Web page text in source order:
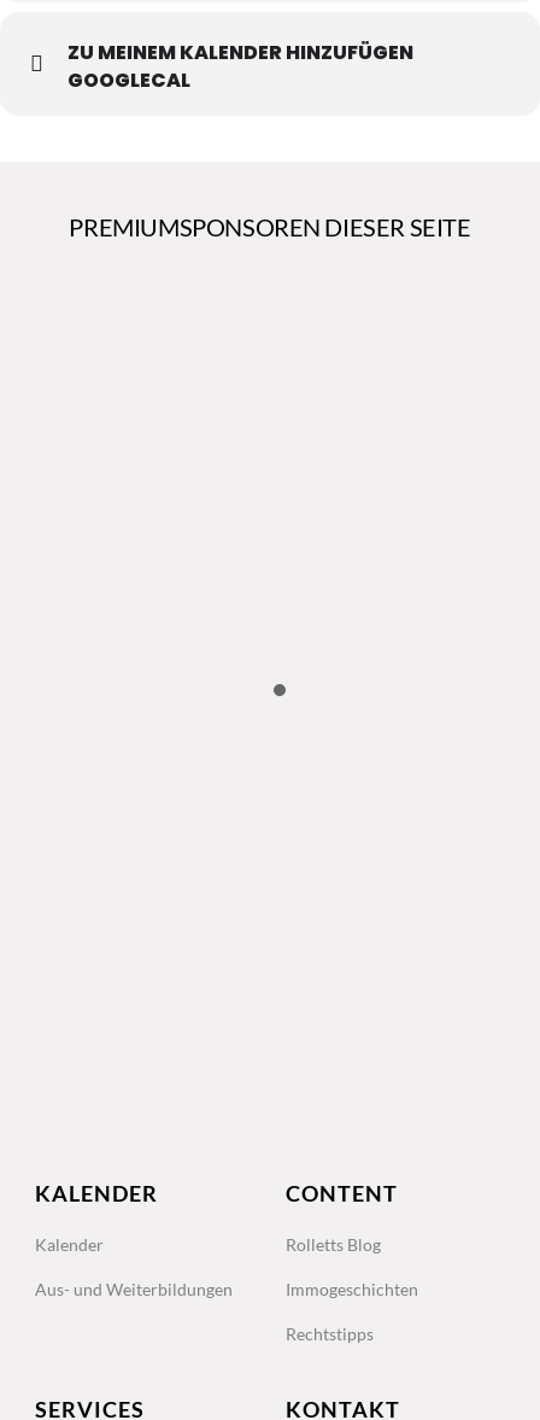
ZU MEINEM KALENDER HINZUFÜGEN
GOOGLECAL
PREMIUMSPONSOREN DIESER SEITE
KALENDER
Kalender
Aus- und Weiterbildungen
CONTENT
Rolletts Blog
Immogeschichten
Rechtstipps
SERVICES KONTAKT